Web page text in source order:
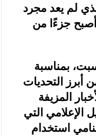
لم يعد مجرد
جزءًا من
بمناسبة
أبرز التحديات
المزيفة
الإعلامي التي
استخدام